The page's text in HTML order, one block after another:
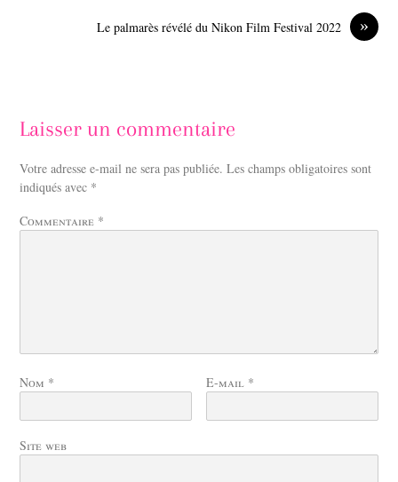
»
Le palmarès révélé du Nikon Film Festival 2022
Laisser un commentaire
Votre adresse e-mail ne sera pas publiée. Les champs obligatoires sont
indiqués avec *
Commentaire *
Nom * E-mail *
Site web